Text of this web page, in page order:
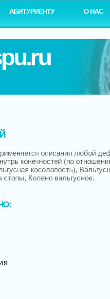
АБИТУРИЕНТУ О НАС
описания любой
конечностей (по
косолапость),
стопы, Колено вальгусное.